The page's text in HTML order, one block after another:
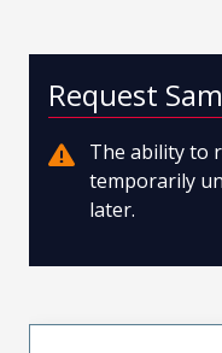
Request
The ability to
temporarily
later.